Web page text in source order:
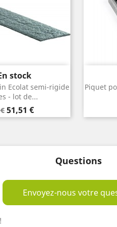
Ecolat semi-rigide
- lot de...
Prix
51,51 €
stock
Noir
Piquet
Questions
Envoyez-nous votre